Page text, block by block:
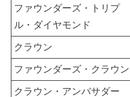
ファウンダーズ・トリプ
ル・ダイヤモンド
クラウン
ファウンダーズ・クラウン
クラウン・アンバサダー